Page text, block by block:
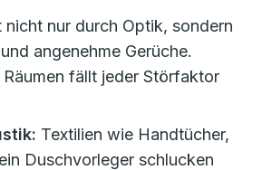
nicht nur durch Optik, sondern
angenehme Gerüche.
Räumen fällt jeder Störfaktor
Textilien wie Handtücher,
Duschvorleger schlucken